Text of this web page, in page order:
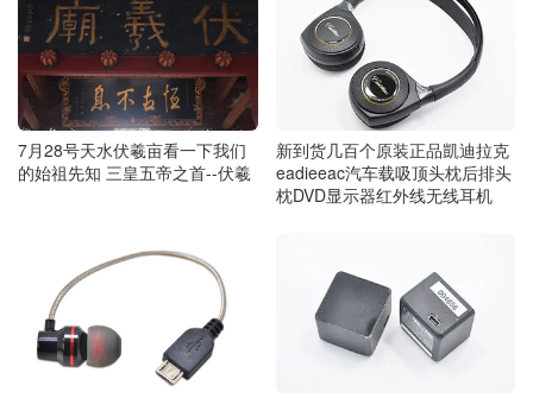
7月28号天水伏羲亩看一下我们
的始祖先知 三皇五帝之首--伏羲
新到货几百个原装正品凱迪拉克
eadieeac汽车载吸顶头枕后排头
枕DVD显示器红外线无线耳机